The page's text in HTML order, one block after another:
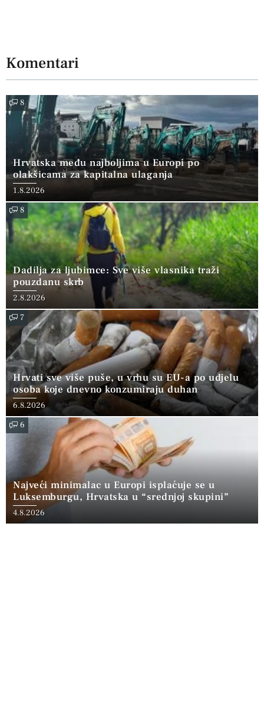
Komentari
8
Hrvatska među najboljima u Europi po
olakšicama za kapitalna ulaganja
1.8.2026
8
Dadilja za ljubimce: Sve više vlasnika traži
pouzdanu skrb
2.8.2026
7
Hrvati sve više puše, u vrhu su EU-a po udjelu
osoba koje dnevno konzumiraju duhan
6.8.2026
6
Najveći minimalac u Europi isplaćuje se u
Luksemburgu, Hrvatska u “srednjoj skupini”
4.8.2026